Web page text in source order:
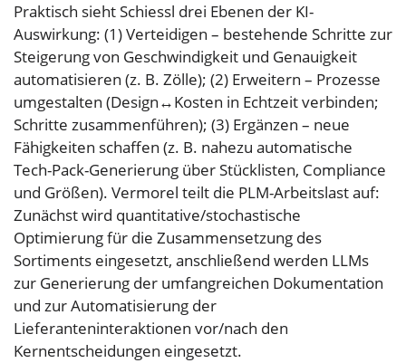
Praktisch sieht Schiessl drei Ebenen der KI-
Auswirkung: (1) Verteidigen – bestehende Schritte zur
Steigerung von Geschwindigkeit und Genauigkeit
automatisieren (z. B. Zölle); (2) Erweitern – Prozesse
umgestalten (Design↔Kosten in Echtzeit verbinden;
Schritte zusammenführen); (3) Ergänzen – neue
Fähigkeiten schaffen (z. B. nahezu automatische
Tech-Pack-Generierung über Stücklisten, Compliance
und Größen). Vermorel teilt die PLM-Arbeitslast auf:
Zunächst wird quantitative/stochastische
Optimierung für die Zusammensetzung des
Sortiments eingesetzt, anschließend werden LLMs
zur Generierung der umfangreichen Dokumentation
und zur Automatisierung der
Lieferanteninteraktionen vor/nach den
Kernentscheidungen eingesetzt.